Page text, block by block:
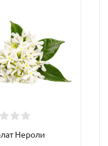
Нероли